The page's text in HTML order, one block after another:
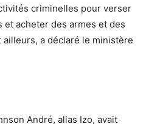
criminelles pour verser
et acheter des armes et des
a déclaré le ministère
André, alias Izo, avait